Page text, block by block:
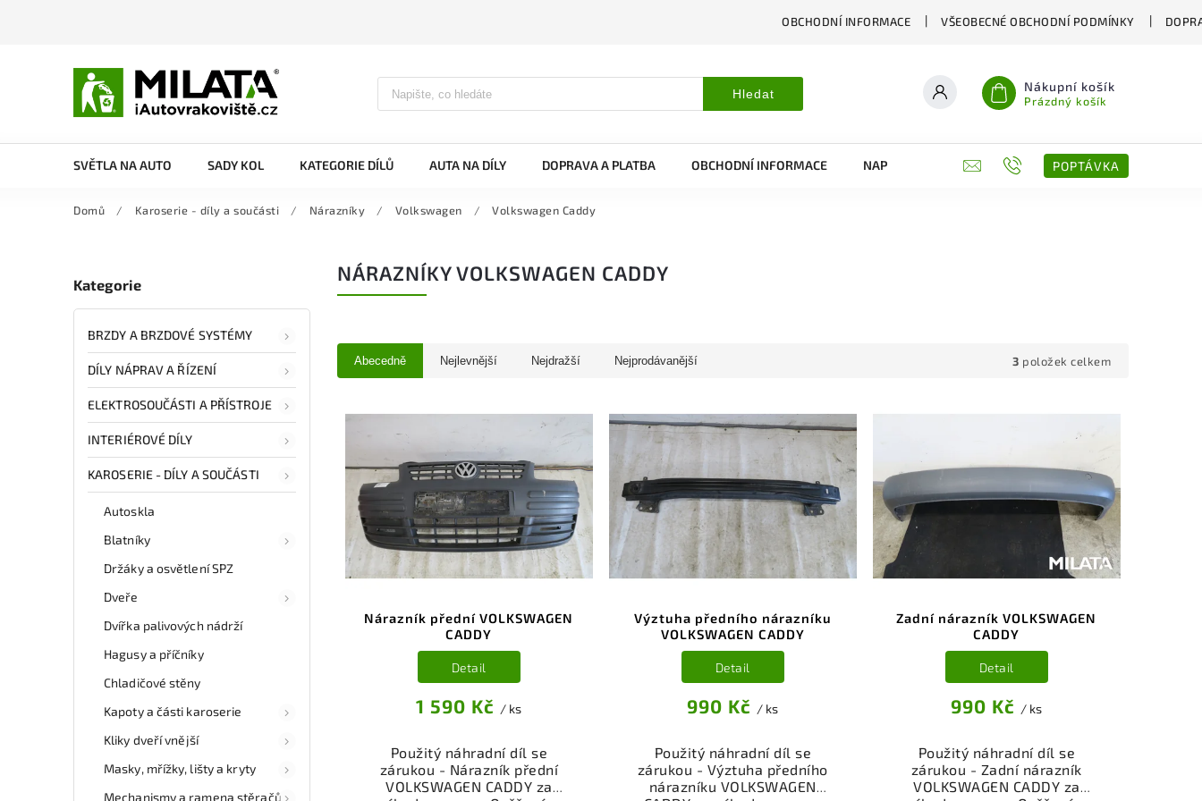
OBCHODNÍ INFORMACE VŠEOBECNÉ OBCHODNÍ PODMÍNKY
Hledat Nákupní košík
Prázdný košík
SVĚTLA NA AUTO SADY KOL KATEGORIE DÍLŮ AUTA NA DÍLY DOPRAVA A PLATBA OBCHODNÍ INFORMACE NAPIŠTE NÁM KONTAKTY POPTÁVKA
Domů / Karoserie - díly a součásti / Nárazníky / Volkswagen / Volkswagen Caddy
Kategorie
BRZDY A BRZDOVÉ SYSTÉMY
DÍLY NÁPRAV A ŘÍZENÍ
ELEKTROSOUČÁSTI A PŘÍSTROJE
INTERIÉROVÉ DÍLY
KAROSERIE - DÍLY A SOUČÁSTI
Autoskla
Blatníky
Držáky a osvětlení SPZ
Dveře
Dvířka palivových nádrží
Hagusy a příčníky
Chladičové stěny
Kapoty a části karoserie
Kliky dveří vnější
Masky, mřížky, lišty a kryty
Mechanismy a ramena stěračů
NÁRAZNÍKY VOLKSWAGEN CADDY
Abecedně Nejlevnější Nejdražší Nejprodávanější 3 položek celkem
Nárazník přední VOLKSWAGEN
CADDY
1 590 Kč / ks
Detail
Použitý náhradní díl se
zárukou - Nárazník přední
VOLKSWAGEN CADDY za
Výztuha předního nárazníku
VOLKSWAGEN CADDY
990 Kč / ks
Detail
Použitý náhradní díl se
zárukou - Výztuha předního
nárazníku VOLKSWAGEN
Zadní nárazník VOLKSWAGEN
CADDY
990 Kč / ks
Detail
Použitý náhradní díl se
zárukou - Zadní nárazník
VOLKSWAGEN CADDY za